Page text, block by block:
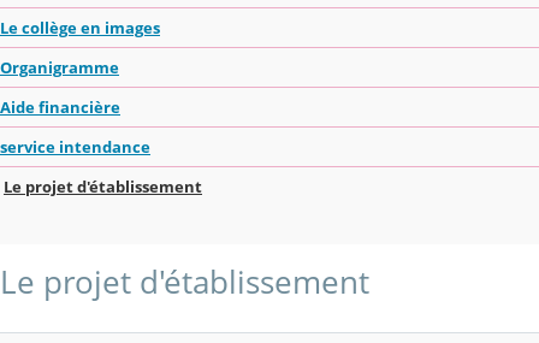
Le collège en images
Organigramme
Aide financière
service intendance
Le projet d'établissement
Le projet d'établissement